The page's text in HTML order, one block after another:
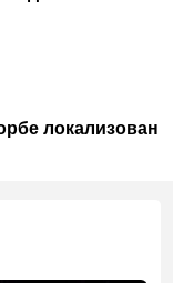
локализован